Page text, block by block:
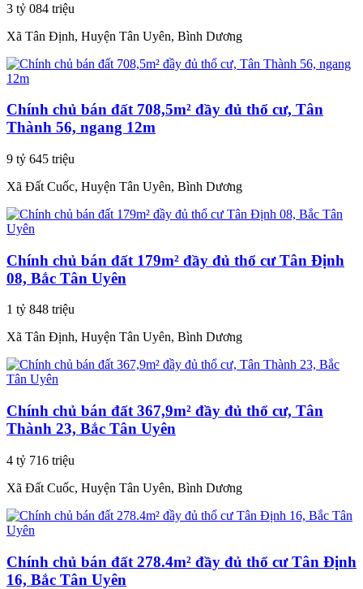
3 tỷ 084 triệu
Xã Tân Định, Huyện Tân Uyên, Bình Dương
Chính chủ bán đất 708,5m² đầy đủ thổ cư, Tân
Thành 56, ngang 12m
9 tỷ 645 triệu
Xã Đất Cuốc, Huyện Tân Uyên, Bình Dương
Chính chủ bán đất 179m² đầy đủ thổ cư Tân Định
08, Bắc Tân Uyên
1 tỷ 848 triệu
Xã Tân Định, Huyện Tân Uyên, Bình Dương
Chính chủ bán đất 367,9m² đầy đủ thổ cư, Tân
Thành 23, Bắc Tân Uyên
4 tỷ 716 triệu
Xã Đất Cuốc, Huyện Tân Uyên, Bình Dương
Chính chủ bán đất 278.4m² đầy đủ thổ cư Tân Định
16, Bắc Tân Uyên